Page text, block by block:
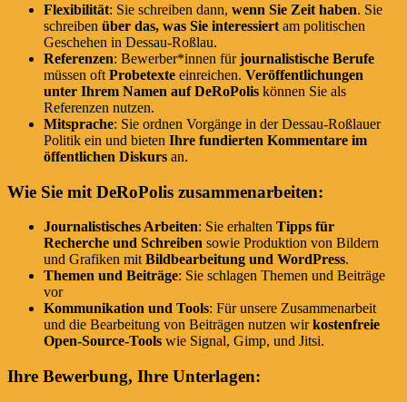
Flexibilität: Sie schreiben dann, wenn Sie Zeit haben. Sie
schreiben über das, was Sie interessiert am politischen
Geschehen in Dessau-Roßlau.
Referenzen: Bewerber*innen fürjournalistische Berufe
müssen oft Probetexte einreichen. Veröffentlichungen
unter Ihrem Namen auf DeRoPolis können Sie als
Referenzen nutzen.
Mitsprache: Sie ordnen Vorgänge in der Dessau-Roßlauer
Politik ein und bieten Ihre fundierten Kommentare im
öffentlichen Diskurs an.
Wie Sie mit DeRoPolis zusammenarbeiten:
Journalistisches Arbeiten: Sie erhalten Tipps für
Recherche und Schreiben sowie Produktion von Bildern
und Grafiken mit Bildbearbeitung und WordPress.
Themen und Beiträge: Sie schlagen Themen und Beiträge
vor
Kommunikation und Tools: Für unsere Zusammenarbeit
und die Bearbeitung von Beiträgen nutzen wirkostenfreie
Open-Source-Tools wie Signal, Gimp, und Jitsi.
Ihre Bewerbung, Ihre Unterlagen: